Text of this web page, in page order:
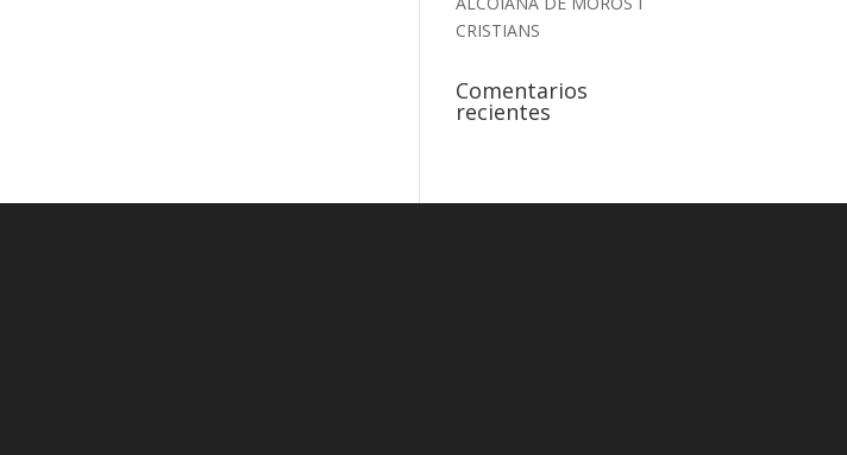
CRISTIANS
Comentarios
recientes